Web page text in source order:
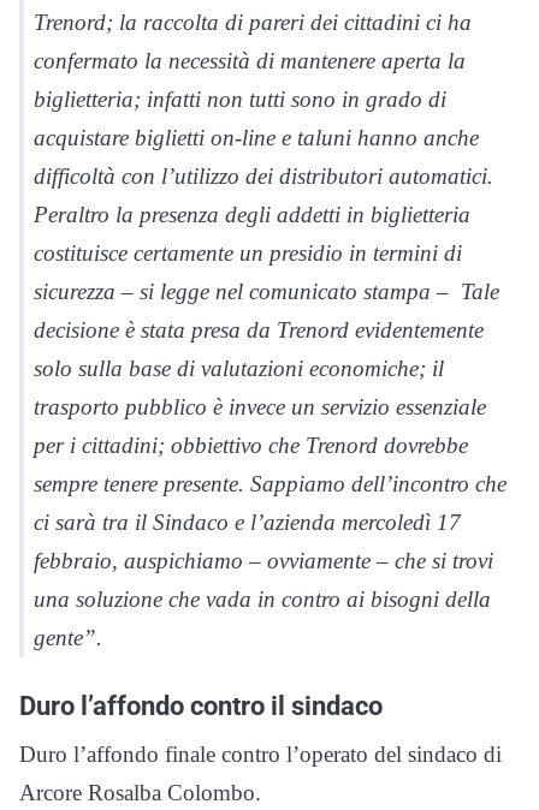
Trenord; la raccolta di pareri dei cittadini ci ha
confermato la necessità di mantenere aperta la
biglietteria; infatti non tutti sono in grado di
acquistare biglietti on-line e taluni hanno anche
difficoltà con l’utilizzo dei distributori automatici.
Peraltro la presenza degli addetti in biglietteria
costituisce certamente un presidio in termini di
sicurezza – si legge nel comunicato stampa – Tale
decisione è stata presa da Trenord evidentemente
solo sulla base di valutazioni economiche; il
trasporto pubblico è invece un servizio essenziale
per i cittadini; obbiettivo che Trenord dovrebbe
sempre tenere presente. Sappiamo dell’incontro che
ci sarà tra il Sindaco e l’azienda mercoledì 17
febbraio, auspichiamo – ovviamente – che si trovi
una soluzione che vada in contro ai bisogni della
gente”.
Duro l’affondo contro il sindaco
Duro l’affondo finale contro l’operato del sindaco di
Arcore Rosalba Colombo.